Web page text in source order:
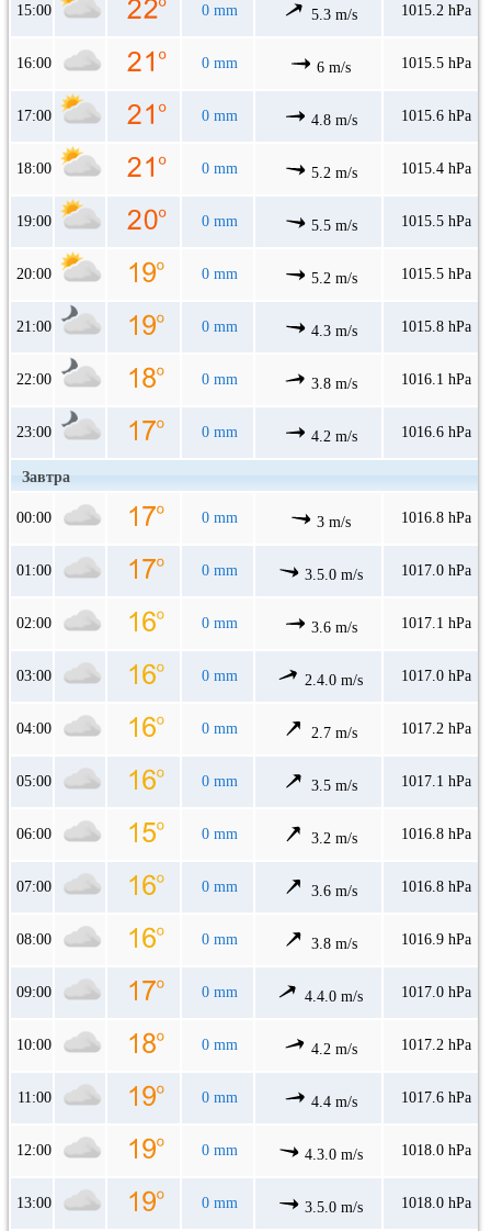
15:00 0 mm 5.3 m/s 1015.2 hPa
16:00 0 mm 6 m/s 1015.5 hPa
17:00 0 mm 4.8 m/s 1015.6 hPa
18:00 0 mm 5.2 m/s 1015.4 hPa
19:00 0 mm 5.5 m/s 1015.5 hPa
20:00 0 mm 5.2 m/s 1015.5 hPa
21:00 0 mm 4.3 m/s 1015.8 hPa
22:00 0 mm 3.8 m/s 1016.1 hPa
23:00 0 mm 4.2 m/s 1016.6 hPa
Завтра
00:00 0 mm 3 m/s 1016.8 hPa
01:00 0 mm 3.5.0 m/s 1017.0 hPa
02:00 0 mm 3.6 m/s 1017.1 hPa
03:00 0 mm 2.4.0 m/s 1017.0 hPa
04:00 0 mm 2.7 m/s 1017.2 hPa
05:00 0 mm 3.5 m/s 1017.1 hPa
06:00 0 mm 3.2 m/s 1016.8 hPa
07:00 0 mm 3.6 m/s 1016.8 hPa
08:00 0 mm 3.8 m/s 1016.9 hPa
09:00 0 mm 4.4.0 m/s 1017.0 hPa
10:00 0 mm 4.2 m/s 1017.2 hPa
11:00 0 mm 4.4 m/s 1017.6 hPa
12:00 0 mm 4.3.0 m/s 1018.0 hPa
13:00 0 mm 3.5.0 m/s 1018.0 hPa